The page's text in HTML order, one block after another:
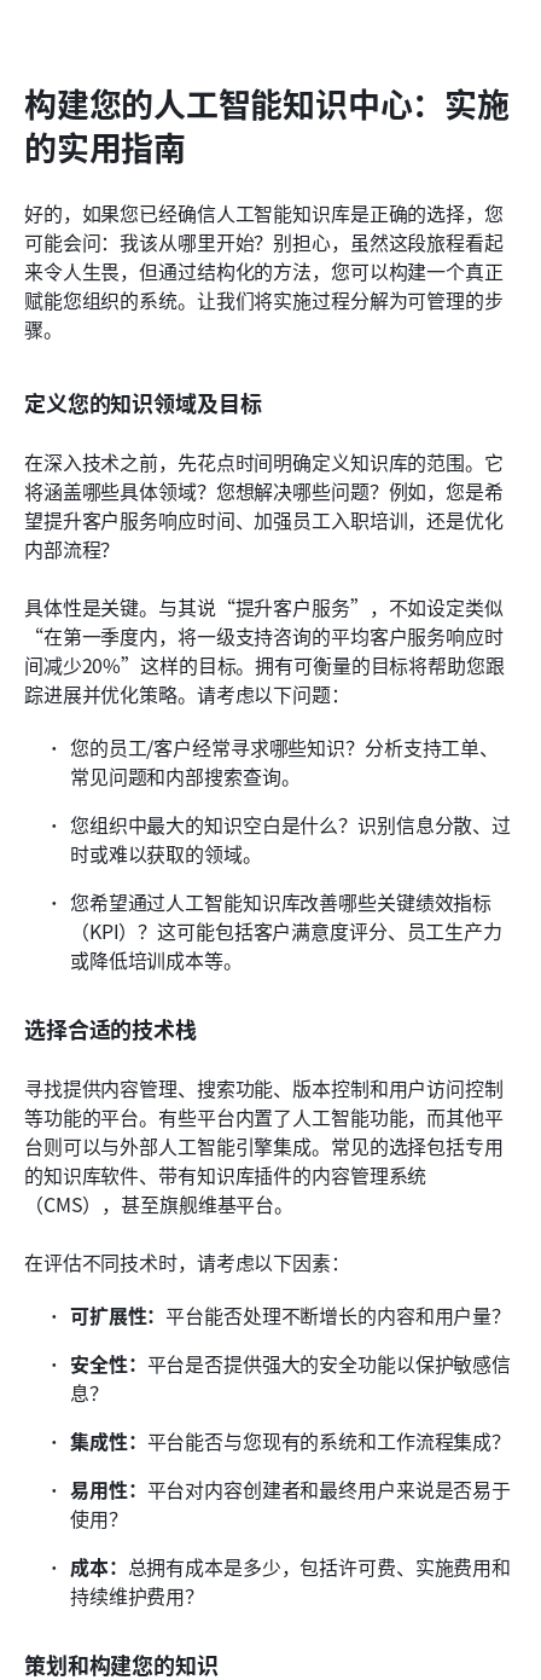
构建您的人工智能知识中心：实施
的实用指南
好的，如果您已经确信人工智能知识库是正确的选择，您
可能会问：我该从哪里开始？别担心，虽然这段旅程看起
来令人生畏，但通过结构化的方法，您可以构建一个真正
赋能您组织的系统。让我们将实施过程分解为可管理的步
骤。
定义您的知识领域及目标
在深入技术之前，先花点时间明确定义知识库的范围。它
将涵盖哪些具体领域？您想解决哪些问题？例如，您是希
望提升客户服务响应时间、加强员工入职培训，还是优化
内部流程？
具体性是关键。与其说“提升客户服务”，不如设定类似
“在第一季度内，将一级支持咨询的平均客户服务响应时
间减少20%”这样的目标。拥有可衡量的目标将帮助您跟
踪进展并优化策略。请考虑以下问题：
您的员工/客户经常寻求哪些知识？分析支持工单、
常见问题和内部搜索查询。
您组织中最大的知识空白是什么？识别信息分散、过
时或难以获取的领域。
您希望通过人工智能知识库改善哪些关键绩效指标
（KPI）？这可能包括客户满意度评分、员工生产力
或降低培训成本等。
选择合适的技术栈
寻找提供内容管理、搜索功能、版本控制和用户访问控制
等功能的平台。有些平台内置了人工智能功能，而其他平
台则可以与外部人工智能引擎集成。常见的选择包括专用
的知识库软件、带有知识库插件的内容管理系统
（CMS），甚至旗舰维基平台。
在评估不同技术时，请考虑以下因素：
可扩展性：平台能否处理不断增长的内容和用户量？
安全性： 平台是否提供强大的安全功能以保护敏感信
息？
集成性： 平台能否与您现有的系统和工作流程集成？
易用性： 平台对内容创建者和最终用户来说是否易于
使用？
成本： 总拥有成本是多少，包括许可费、实施费用和
持续维护费用？
策划和构建您的知识